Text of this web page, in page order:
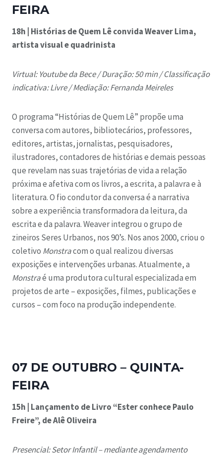
FEIRA
18h | Histórias de Quem Lê convida Weaver Lima,
artista visual e quadrinista
Virtual: Youtube da Bece /Duração: 50 min /Classificação
indicativa: Livre /Mediação: Fernanda Meireles
O programa “Histórias de Quem Lê” propõe uma
conversa com autores, bibliotecários, professores,
editores, artistas, jornalistas, pesquisadores,
ilustradores, contadores de histórias e demais pessoas
que revelam nas suas trajetórias de vida a relação
próxima e afetiva com os livros, a escrita, a palavra e à
literatura. O fio condutor da conversa é a narrativa
sobre a experiência transformadora da leitura, da
escrita e da palavra.Weaver integrou o grupo de
zineiros Seres Urbanos, nos 90’s. Nos anos 2000, criou o
coletivo Monstracom o qual realizou diversas
exposições e intervenções urbanas. Atualmente, a
Monstraé uma produtora cultural especializada em
projetos de arte – exposições, filmes, publicações e
cursos – com foco na produção independente.
07 DE OUTUBRO – QUINTA-
FEIRA
15h | Lançamento de Livro “Ester conhece Paulo
Freire”, deAlê Oliveira
Presencial:Setor Infantil– mediante agendamento